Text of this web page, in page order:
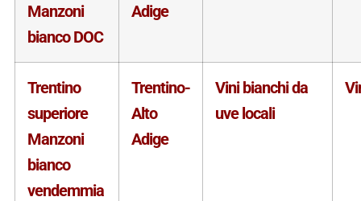
Manzoni
bianco DOC
Adige
Trentino
superiore
Manzoni
bianco
vendemmia
Trentino-
Alto
Adige
Vini bianchi da
uve locali